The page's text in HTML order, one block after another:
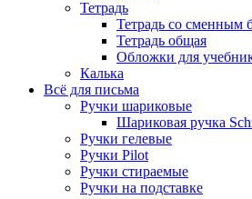
Тетрадь
Тетрадь со сменным
Тетрадь общая
Обложки для
Калька
Всё для письма
Ручки шариковые
Шариковая ручка
Ручки гелевые
Ручки Pilot
Ручки стираемые
Ручки на подставке